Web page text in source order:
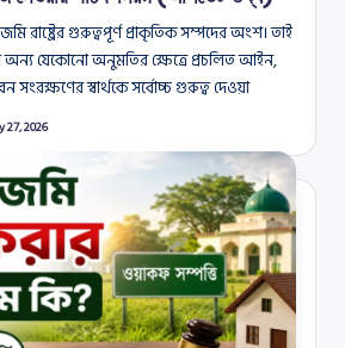
রাষ্ট্রের গুরুত্বপূর্ণ প্রাকৃতিক সম্পদের অংশ। তাই
অন্য যেকোনো অনুমতির ক্ষেত্রে প্রচলিত আইন,
সংরক্ষণের স্বার্থকে সর্বোচ্চ গুরুত্ব দেওয়া
27, 2026